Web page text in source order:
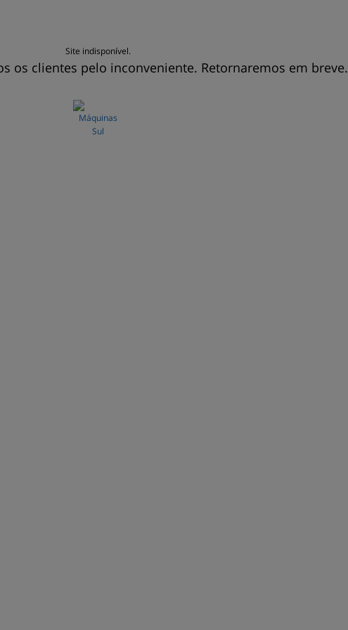
Site indisponível.
os clientes pelo inconveniente. Retornaremos em breve.